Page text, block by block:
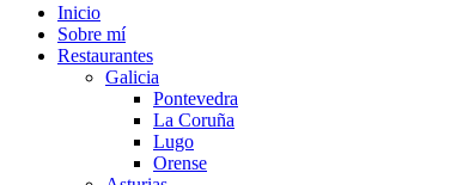
Inicio
Sobre mí
Restaurantes
Galicia
Pontevedra
La Coruña
Lugo
Orense